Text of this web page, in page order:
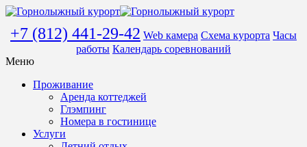
+7 (812) 441-29-42 Web камера Схема курорта Часы
работы Календарь соревнований
Меню
Проживание
Аренда коттеджей
Глэмпинг
Номера в гостинице
Услуги